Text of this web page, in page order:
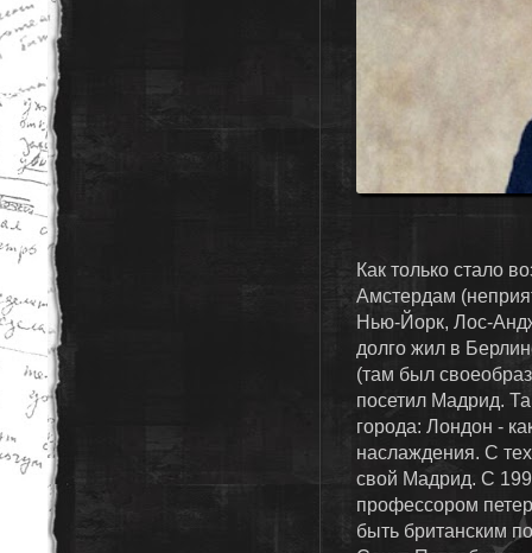
Как только стало
Амстердам
Нью-Йорк, Лос-
долго жил в
(там был
посетил Мадрид.
города: Лондон -
наслаждения. С
свой Мадрид. С
профессором
быть британским